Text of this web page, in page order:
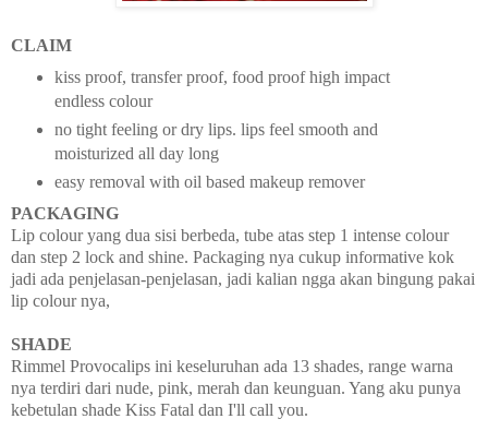
CLAIM
kiss proof, transfer proof, food proof high impact
endless colour
no tight feeling or dry lips. lips feel smooth and
moisturized all day long
easy removal with oil based makeup remover
PACKAGING
Lip colour yang dua sisi berbeda, tube atas step 1 intense colour
dan step 2 lock and shine. Packaging nya cukup informative kok
jadi ada penjelasan-penjelasan, jadi kalian ngga akan bingung pakai
lip colour nya,
SHADE
Rimmel Provocalips ini keseluruhan ada 13 shades, range warna
nya terdiri dari nude, pink, merah dan keunguan. Yang aku punya
kebetulan shade Kiss Fatal dan I'll call you.